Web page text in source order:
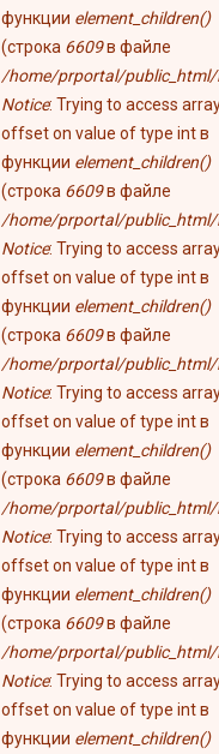
функции element_children()
(строка 6609в файле
/home/prportal/
Notice: Trying to access
offset on value of type int в
функции element_children()
(строка 6609в файле
/home/prportal/
Notice: Trying to access
offset on value of type int в
функции element_children()
(строка 6609в файле
/home/prportal/
Notice: Trying to access
offset on value of type int в
функции element_children()
(строка 6609в файле
/home/prportal/
Notice: Trying to access
offset on value of type int в
функции element_children()
(строка 6609в файле
/home/prportal/
Notice: Trying to access
offset on value of type int в
функции element_children()